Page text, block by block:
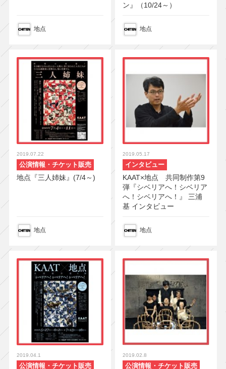
地点
ン』（10/24～）
地点
2019.07.22
公演情報・チケット販売
地点『三人姉妹』(7/4～)
地点
2019.05.17
インタビュー
KAAT×地点 共同制作第9
弾『シベリアへ！シベリア
へ！シベリアへ！』 三浦
基 インタビュー
地点
2019.04.1
公演情報・チケット販売
2019.02.8
公演情報・チケット販売